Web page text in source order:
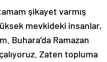
şikayet varmış
mevkideki insanlar,
Buhara’da Ramazan
Zaten topluma